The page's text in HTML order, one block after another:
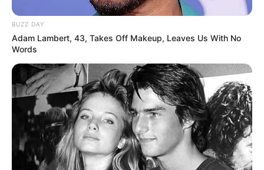
BUZZ DAY
Adam Lambert, 43, Takes Off Makeup, Leaves Us With No
Words